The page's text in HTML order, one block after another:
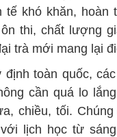
tế khó khăn, hoàn
thi, chất lượng
trà mới mang lại
toàn quốc,
cần quá lo
chiều, tối.
lịch học từ